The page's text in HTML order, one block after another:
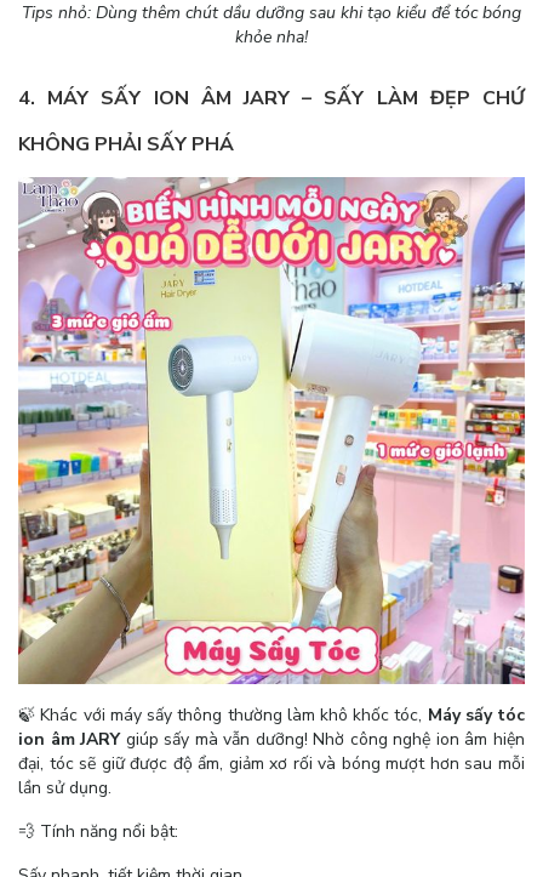
Tips nhỏ: Dùng thêm chút dầu dưỡng sau khi tạo kiểu để tóc bóng
khỏe nha!
4. MÁY SẤY ION ÂM JARY – SẤY LÀM ĐẸP CHỨ
KHÔNG PHẢI SẤY PHÁ
🍃 Khác với máy sấy thông thường làm khô khốc tóc, Máy sấy tóc
ion âm JARYgiúp sấy mà vẫn dưỡng! Nhờ công nghệ ion âm hiện
đại, tóc sẽ giữ được độ ẩm, giảm xơ rối và bóng mượt hơn sau mỗi
lần sử dụng.
💨 Tính năng nổi bật: